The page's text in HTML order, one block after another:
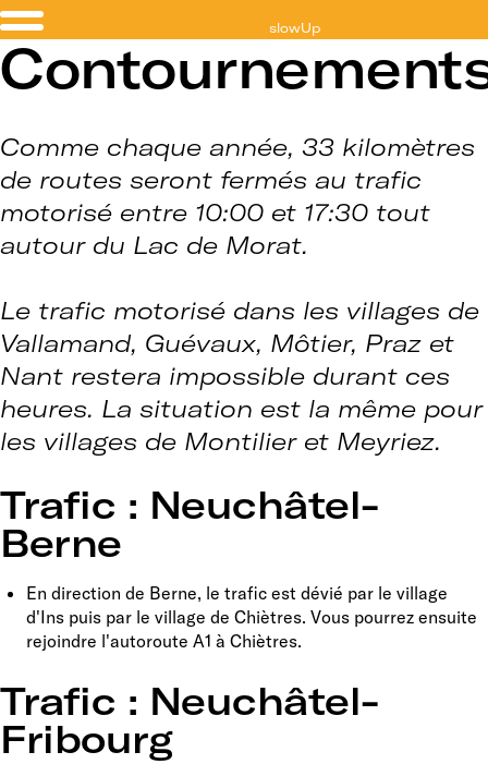
slowUp
Comme chaque année, 33 kilomètres
de routes seront fermés au trafic
motorisé entre 10:00 et 17:30 tout
autour du Lac de Morat.
Le trafic motorisé dans les villages de
Vallamand, Guévaux, Môtier, Praz et
Nant restera impossible durant ces
heures. La situation est la même pour
les villages de Montilier et Meyriez.
Trafic : Neuchâtel-
Berne
En direction de Berne, le trafic est dévié par le village
d'Ins puis par le village de Chiètres. Vous pourrez ensuite
rejoindre l'autoroute A1 à Chiètres.
Trafic : Neuchâtel-
Fribourg